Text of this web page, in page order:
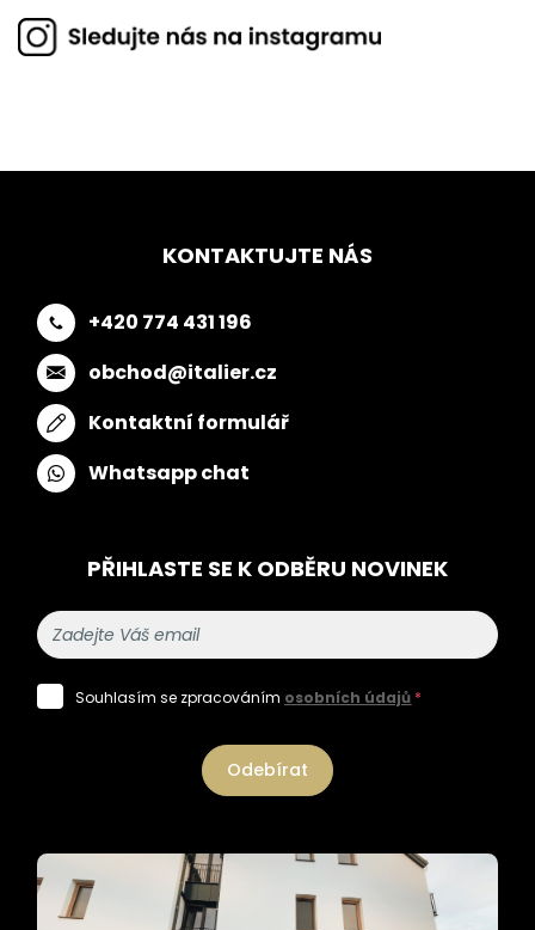
KONTAKTUJTE NÁS
+420 774 431 196
obchod@italier.cz
Kontaktní formulář
Whatsapp chat
PŘIHLASTE SE K ODBĚRU NOVINEK
Souhlasím se zpracováním osobních údajů *
Odebírat